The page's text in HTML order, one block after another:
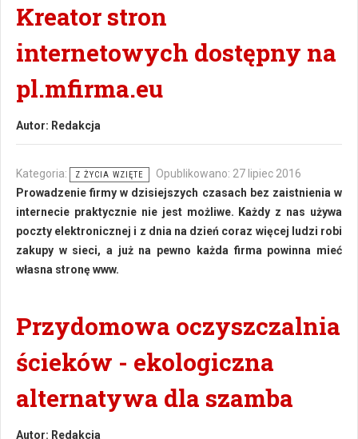
Kreator stron
internetowych dostępny na
pl.mfirma.eu
Autor: Redakcja
Kategoria: Z ŻYCIA WZIĘTE
Opublikowano: 27 lipiec 2016
Prowadzenie firmy w dzisiejszych czasach bez zaistnienia w
internecie praktycznie nie jest możliwe. Każdy z nas używa
poczty elektronicznej i z dnia na dzień coraz więcej ludzi robi
zakupy w sieci, a już na pewno każda firma powinna mieć
własna stronę www.
Przydomowa oczyszczalnia
ścieków - ekologiczna
alternatywa dla szamba
Autor: Redakcja